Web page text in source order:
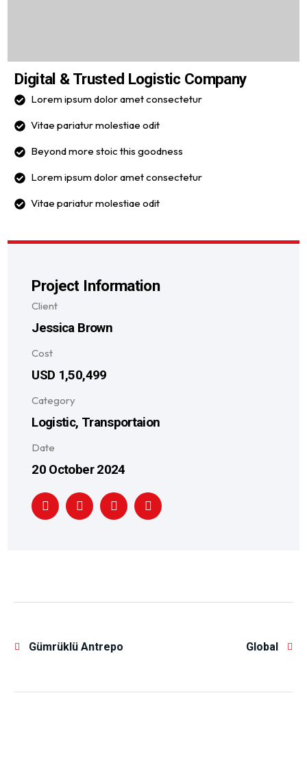
Digital & Trusted Logistic Company
Lorem ipsum dolor amet consectetur
Vitae pariatur molestiae odit
Beyond more stoic this goodness
Lorem ipsum dolor amet consectetur
Vitae pariatur molestiae odit
Project Information
Client
Jessica Brown
Cost
USD 1,50,499
Category
Logistic, Transportaion
Date
20 October 2024
Gümrüklü Antrepo Global